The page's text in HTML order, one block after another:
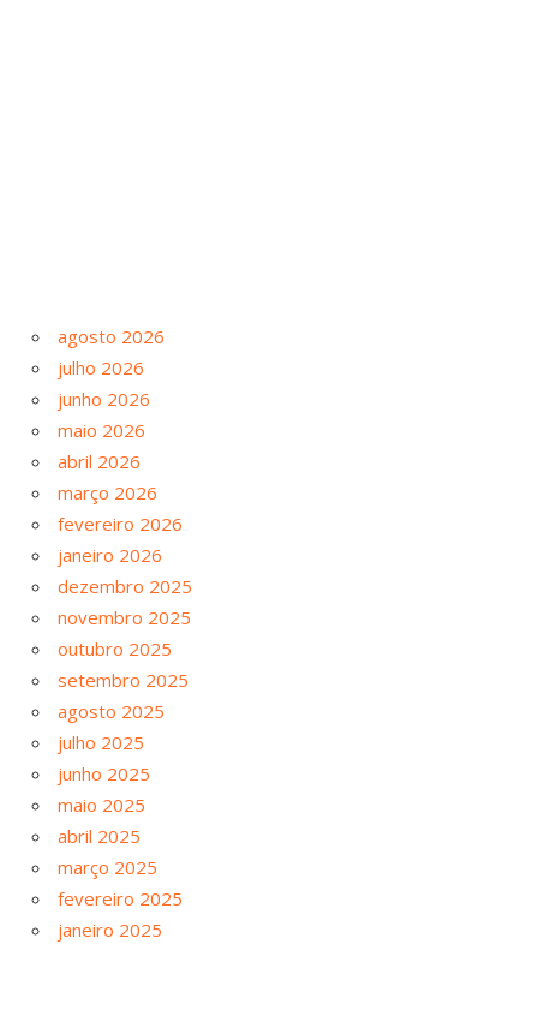
agosto 2026
julho 2026
junho 2026
maio 2026
abril 2026
março 2026
fevereiro 2026
janeiro 2026
dezembro 2025
novembro 2025
outubro 2025
setembro 2025
agosto 2025
julho 2025
junho 2025
maio 2025
abril 2025
março 2025
fevereiro 2025
janeiro 2025